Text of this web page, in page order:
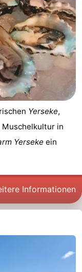
Yerseke,
in
Yerseke ein
Informationen